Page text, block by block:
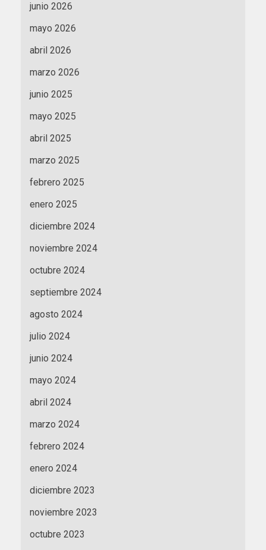
junio 2026
mayo 2026
abril 2026
marzo 2026
junio 2025
mayo 2025
abril 2025
marzo 2025
febrero 2025
enero 2025
diciembre 2024
noviembre 2024
octubre 2024
septiembre 2024
agosto 2024
julio 2024
junio 2024
mayo 2024
abril 2024
marzo 2024
febrero 2024
enero 2024
diciembre 2023
noviembre 2023
octubre 2023